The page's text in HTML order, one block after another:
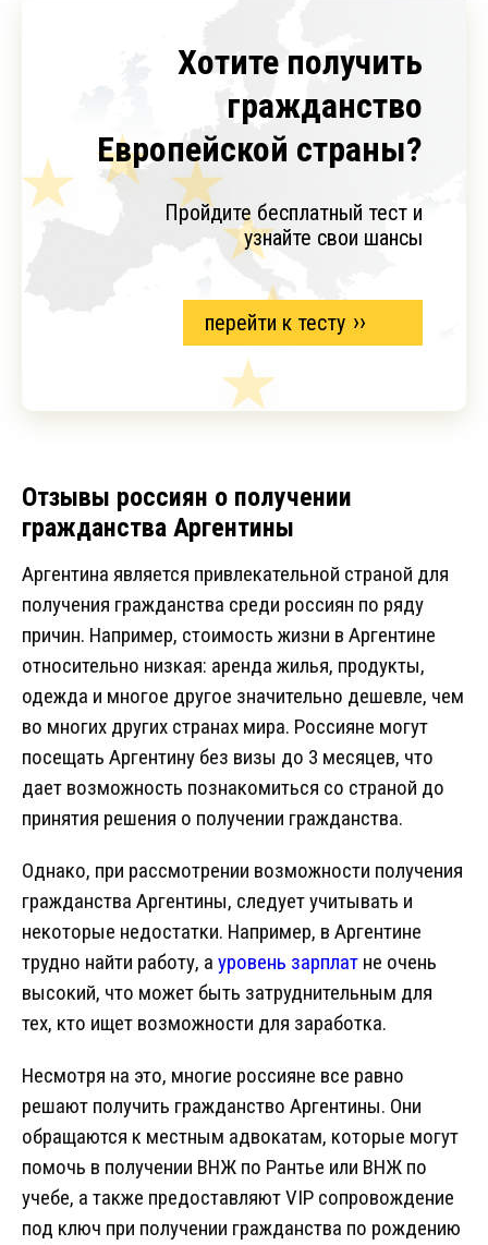
Хотите получить
гражданство
Европейской страны?
Пройдите бесплатный тест и
узнайте свои шансы
перейти к тесту
Отзывы россиян о получении
гражданства Аргентины
Аргентина является привлекательной страной для
получения гражданства среди россиян по ряду
причин. Например, стоимость жизни в Аргентине
относительно низкая: аренда жилья, продукты,
одежда и многое другое значительно дешевле, чем
во многих других странах мира. Россияне могут
посещать Аргентину без визы до 3 месяцев, что
дает возможность познакомиться со страной до
принятия решения о получении гражданства.
Однако, при рассмотрении возможности получения
гражданства Аргентины, следует учитывать и
некоторые недостатки. Например, в Аргентине
трудно найти работу, а уровень зарплат не очень
высокий, что может быть затруднительным для
тех, кто ищет возможности для заработка.
Несмотря на это, многие россияне все равно
решают получить гражданство Аргентины. Они
обращаются к местным адвокатам, которые могут
помочь в получении ВНЖ по Рантье или ВНЖ по
учебе, а также предоставляют VIP сопровождение
под ключ при получении гражданства по рождению